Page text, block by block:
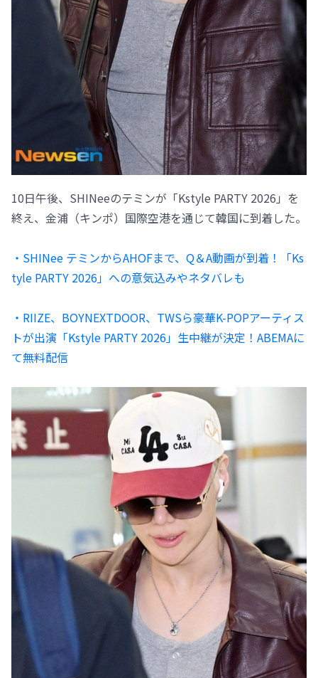
10日午後、SHINeeのテミンが「Kstyle PARTY 2026」を
終え、金浦（キンポ）国際空港を通じて韓国に到着した。
・SHINee テミンからAHOFまで、Q＆A動画が到着！「Ks
tyle PARTY 2026」への意気込みやネタバレも
・RIIZE、BOYNEXTDOOR、TWSら豪華K-POPアーティス
トが出演「Kstyle PARTY 2026」生中継が決定！ABEMAに
て無料配信